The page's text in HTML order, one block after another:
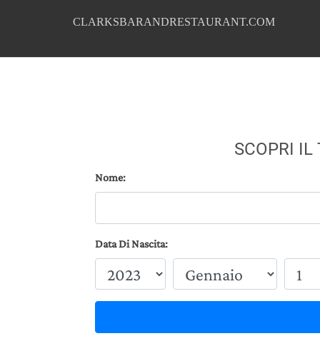
CLARKSBARANDRESTAURANT.COM
SCOPRI IL
Nome:
Data Di Nascita: